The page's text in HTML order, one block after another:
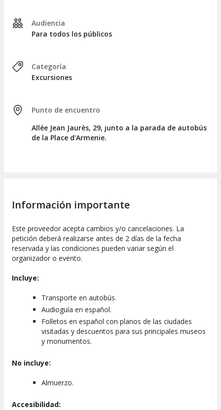
Audiencia
Para todos los públicos
Categoría
Excursiones
Punto de encuentro
Allée Jean Jaurès, 29, junto a la parada de autobús
de la Place d'Armenie.
Información importante
Este proveedor acepta cambios y/o cancelaciones. La
petición deberá realizarse antes de 2 días de la fecha
reservada y las condiciones pueden variar según el
organizador o evento.
Incluye:
Transporte en autobús.
Audioguía en español.
Folletos en español con planos de las ciudades
visitadas y descuentos para sus principales museos
y monumentos.
No incluye:
Almuerzo.
Accesibilidad: